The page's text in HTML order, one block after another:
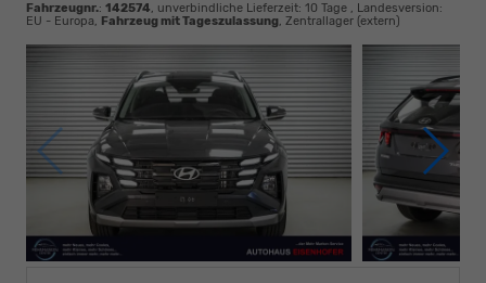
Fahrzeugnr.: 142574, unverbindliche Lieferzeit: 10 Tage , Landesversion:
EU - Europa, Fahrzeug mit Tageszulassung, Zentrallager (extern)